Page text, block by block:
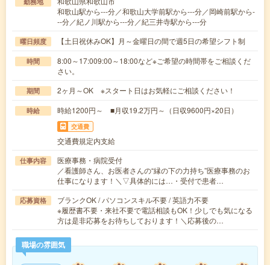
和歌山駅から---分／和歌山大学前駅から---分／岡崎前駅から-
--分／紀ノ川駅から---分／紀三井寺駅から---分
曜日頻度 【土日祝休みOK】月～金曜日の間で週5日の希望シフト制
時間
8:00～17:009:00～18:00など※ご希望の時間帯をご相談くだ
さい。
期間 2ヶ月～OK ※スタート日はお気軽にご相談ください！
時給 時給1200円～ ■月収19.2万円～（日収9600円×20日）
交通費
交通費規定内支給
仕事内容
医療事務・病院受付
／看護師さん、お医者さんの“縁の下の力持ち”医療事務のお
仕事になります！＼▽具体的には…・受付で患者…
応募資格
ブランクOK / パソコンスキル不要 / 英語力不要
※履歴書不要・来社不要で電話相談もOK！少しでも気になる
方は是非応募をお待ちしております！＼応募後の…
職場の雰囲気